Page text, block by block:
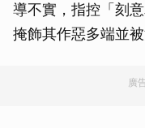
導不實，指控「刻
掩飾其作惡多端並
廣